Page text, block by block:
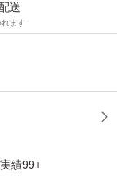
送
れます
績99+